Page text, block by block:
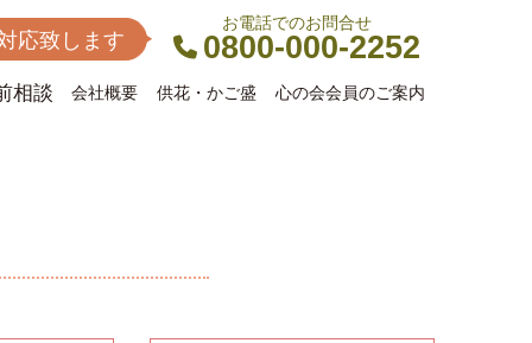
応致します
お電話でのお問合せ
0800-000-2252
相談 会社概要 供花・かご盛 心の会会員のご案内